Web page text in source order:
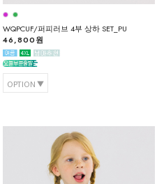
WQPCUF/퍼피러브 4부 상하 SET_PU
46,800원
OPTION